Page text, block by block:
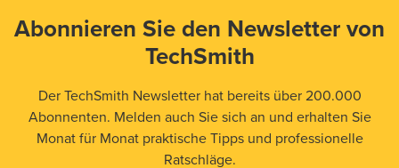
Abonnieren Sie den Newsletter von
TechSmith
Der TechSmith Newsletter hat bereits über 200.000
Abonnenten. Melden auch Sie sich an und erhalten Sie
Monat für Monat praktische Tipps und professionelle
Ratschläge.